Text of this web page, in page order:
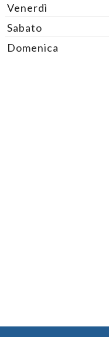
Venerdì
Sabato
Domenica